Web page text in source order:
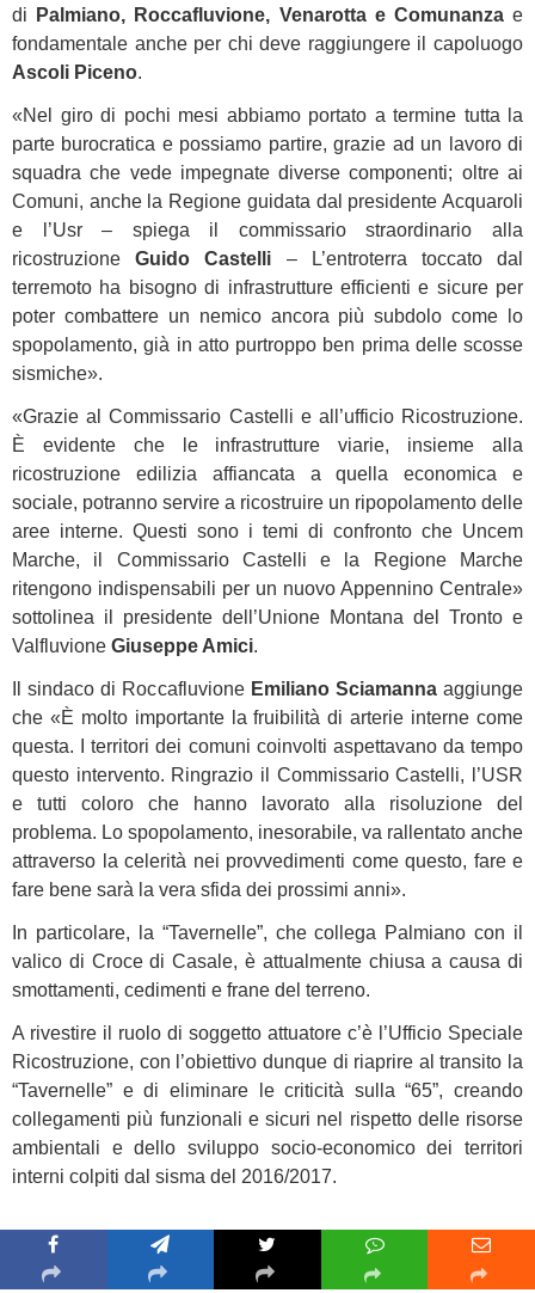
di
Palmiano, Roccafluvione, Venarotta e Comunanzae
fondamentale anche per chi deve raggiungere il capoluogo
Ascoli Piceno.
«Nel giro di pochi mesi abbiamo portato a termine tutta la
parte burocratica e possiamo partire, grazie ad un lavoro di
squadra che vede impegnate diverse componenti; oltre ai
Comuni, anche la Regione guidata dal presidente Acquaroli
e l’Usr – spiega il commissario straordinario alla
ricostruzioneGuido Castelli – L’entroterra toccato dal
terremoto ha bisogno di infrastrutture efficienti e sicure per
poter combattere un nemico ancora più subdolo come lo
spopolamento, già in atto purtroppo ben prima delle scosse
sismiche».
«Grazie al Commissario Castelli e all’ufficio Ricostruzione.
È evidente che le infrastrutture viarie, insieme alla
ricostruzione edilizia affiancata a quella economica e
sociale, potranno servire a ricostruire un ripopolamento delle
aree interne. Questi sono i temi di confronto che Uncem
Marche, il Commissario Castelli e la Regione Marche
ritengono indispensabili per un nuovo Appennino Centrale»
sottolinea il presidente dell’Unione Montana del Tronto e
Valfluvione Giuseppe Amici.
Il sindaco di Roccafluvione Emiliano Sciamannaaggiunge
che «È molto importante la fruibilità di arterie interne come
questa. I territori dei comuni coinvolti aspettavano da tempo
questo intervento. Ringrazio il Commissario Castelli, l’USR
e tutti coloro che hanno lavorato alla risoluzione del
problema. Lo spopolamento, inesorabile, va rallentato anche
attraverso la celerità nei provvedimenti come questo, fare e
fare bene sarà la vera sfida dei prossimi anni».
In particolare, la “Tavernelle”, che collega Palmiano con il
valico di Croce di Casale, è attualmente chiusa a causa di
smottamenti, cedimenti e frane del terreno.
A rivestire il ruolo di soggetto attuatore c’è l’Ufficio Speciale
Ricostruzione, con l’obiettivo dunque di riaprire al transito la
“Tavernelle” e di eliminare le criticità sulla “65”, creando
collegamenti più funzionali e sicuri nel rispetto delle risorse
ambientali e dello sviluppo socio-economico dei territori
interni colpiti dal sisma del 2016/2017.